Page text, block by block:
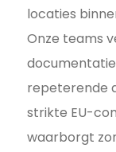
locaties
Onze teams
repeterende
strikte EU-
waarborgt